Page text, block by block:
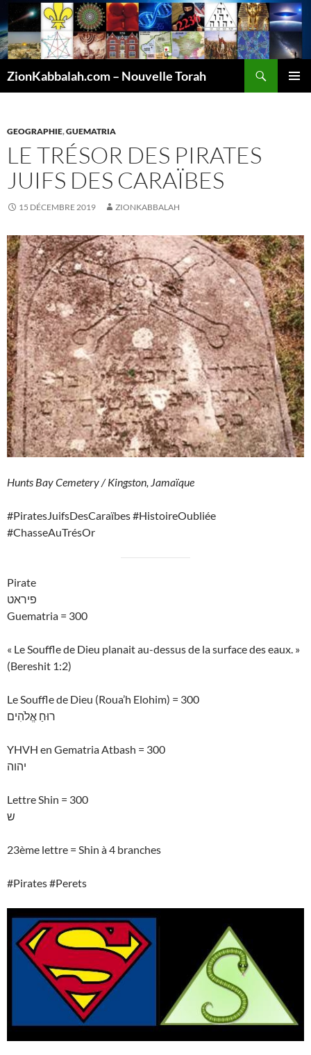
ZionKabbalah.com – Nouvelle Torah
GEOGRAPHIE,GUEMATRIA
LE TRÉSOR DES PIRATES
JUIFS DES CARAÏBES
15 DÉCEMBRE 2019 ZIONKABBALAH
Hunts Bay Cemetery / Kingston, Jamaïque
#PiratesJuifsDesCaraïbes #HistoireOubliée
#ChasseAuTrésOr
Pirate
פיראט
Guematria = 300
« Le Souffle de Dieu planait au-dessus de la surface des eaux. »
(Bereshit 1:2)
Le Souffle de Dieu (Roua’h Elohim) = 300
רוּחַ אֱלֹהִים
YHVH en Gematria Atbash = 300
יהוה
Lettre Shin = 300
ש
23ème lettre = Shin à 4 branches
#Pirates #Perets